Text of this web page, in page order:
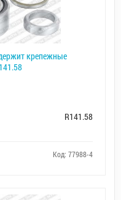
крепежные
R141.58
Код: 77988-4